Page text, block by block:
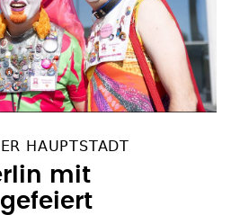
HAUPTSTADT
mit